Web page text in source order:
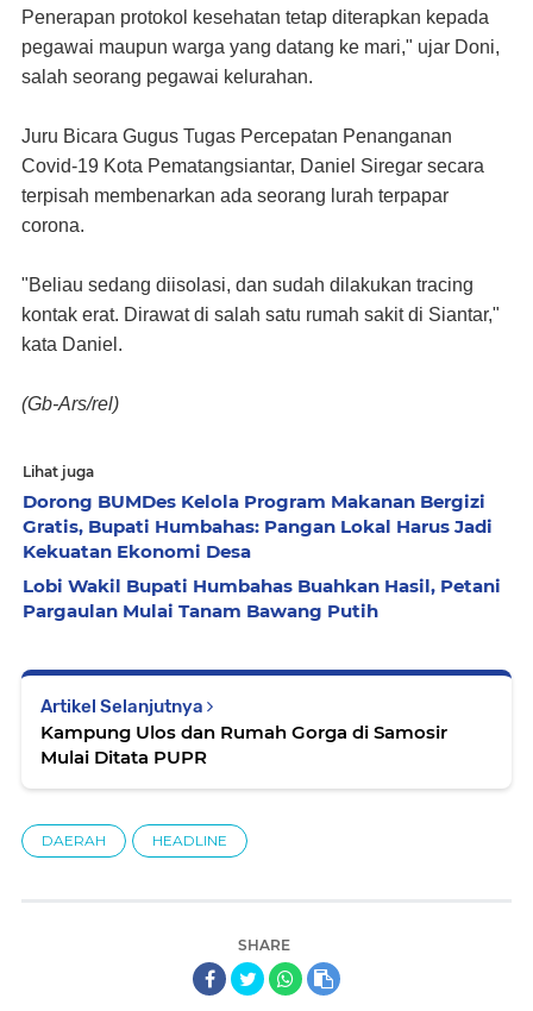
Penerapan protokol kesehatan tetap diterapkan kepada
pegawai maupun warga yang datang ke mari," ujar Doni,
salah seorang pegawai kelurahan.
Juru Bicara Gugus Tugas Percepatan Penanganan
Covid-19 Kota Pematangsiantar, Daniel Siregar secara
terpisah membenarkan ada seorang lurah terpapar
corona.
"Beliau sedang diisolasi, dan sudah dilakukan tracing
kontak erat. Dirawat di salah satu rumah sakit di Siantar,"
kata Daniel.
(Gb-Ars/rel)
Lihat juga
Dorong BUMDes Kelola Program Makanan Bergizi
Gratis, Bupati Humbahas: Pangan Lokal Harus Jadi
Kekuatan Ekonomi Desa
Lobi Wakil Bupati Humbahas Buahkan Hasil, Petani
Pargaulan Mulai Tanam Bawang Putih
Artikel Selanjutnya
Kampung Ulos dan Rumah Gorga di Samosir
Mulai Ditata PUPR
DAERAH HEADLINE
SHARE